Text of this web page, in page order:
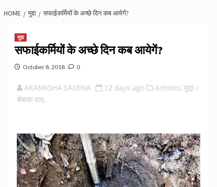
HOME मुद्दा सफाईकर्मियों के अच्छे दिन कब आयेगें?
मुद्दा
सफाईकर्मियों के अच्छे दिन कब आयेगें?
October 8, 2018 0